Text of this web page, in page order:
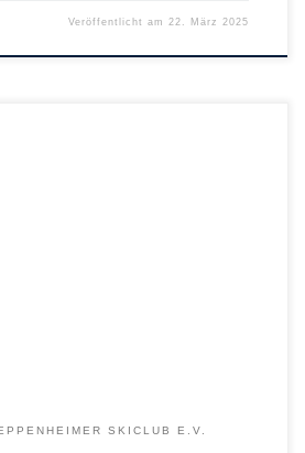
Veröffentlicht am22. März 2025
SKICLUB E.V.